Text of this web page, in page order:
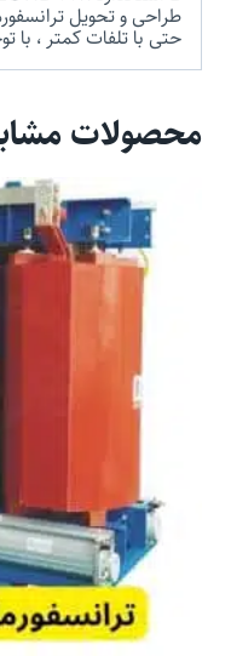
طراحی و تحویل
حتی با تلفات کمتر ، با
محصولات